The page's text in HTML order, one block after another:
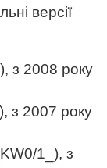
версії
з 2008 року
з 2007 року
1_), з